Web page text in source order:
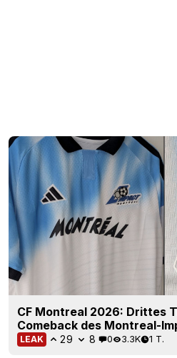
CF Montreal 2026: Drittes
Comeback des Montreal-
LEAK 29 8 0 3.3K 1 T.